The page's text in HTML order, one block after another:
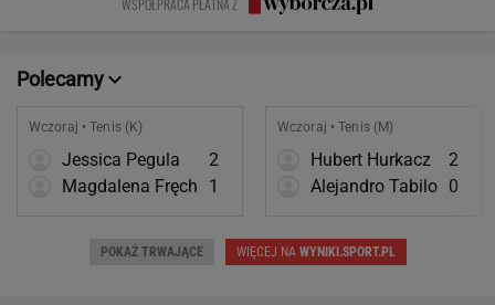
badania
Polecamy
Wczoraj • Tenis (K)
Jessica Pegula
2
Magdalena Fręch
1
Wczoraj • Tenis (M)
Hubert Hurkacz
2
Alejandro Tabilo 0
POKAŻ TRWAJĄCE WIĘCEJ NAWYNIKI.SPORT.PL